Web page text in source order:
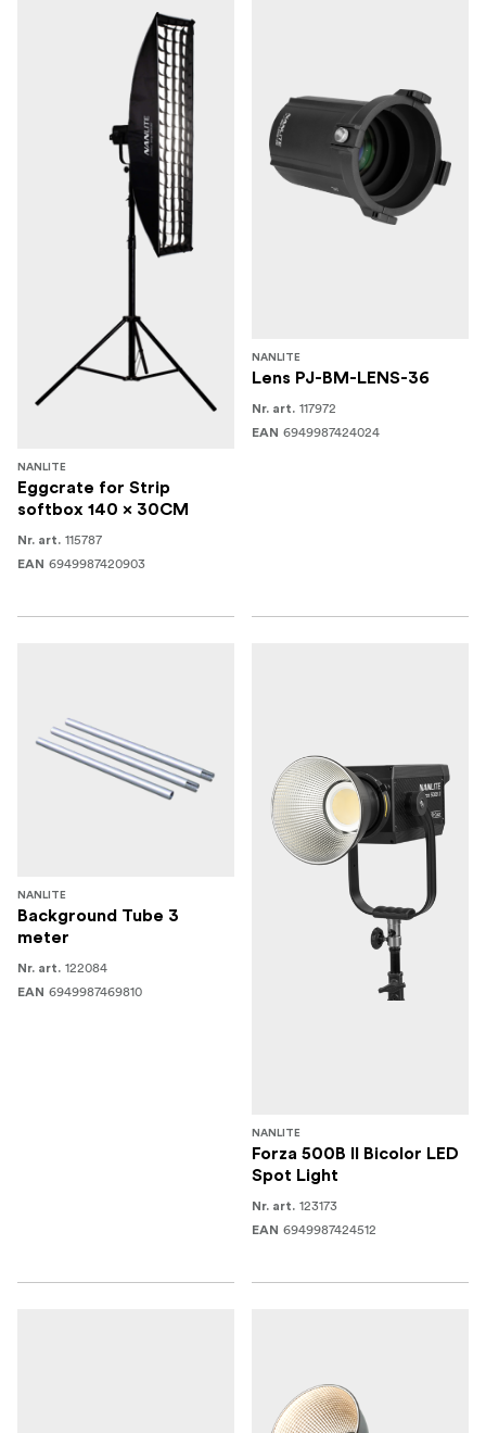
NANLITE
Eggcrate for Strip
softbox 140 x 30CM
Nr. art. 115787
EAN 6949987420903
NANLITE
Lens PJ-BM-LENS-36
Nr. art. 117972
EAN 6949987424024
NANLITE
Background Tube 3
meter
Nr. art. 122084
EAN 6949987469810
NANLITE
Forza 500B II Bicolor LED
Spot Light
Nr. art. 123173
EAN 6949987424512